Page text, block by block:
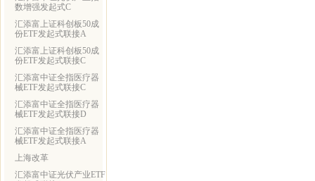
数增强发起式C
汇添富上证科创板50成
份ETF发起式联接A
汇添富上证科创板50成
份ETF发起式联接C
汇添富中证全指医疗器
械ETF发起式联接C
汇添富中证全指医疗器
械ETF发起式联接D
汇添富中证全指医疗器
械ETF发起式联接A
上海改革
汇添富中证光伏产业ETF